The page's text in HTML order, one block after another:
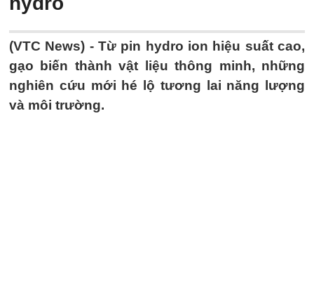
(VTC News) - Từ pin hydro ion hiệu suất cao,
gạo biến thành vật liệu thông minh, những
nghiên cứu mới hé lộ tương lai năng lượng
và môi trường.